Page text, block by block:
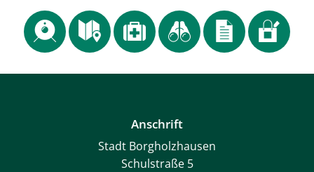
Anschrift
Stadt Borgholzhausen
Schulstraße 5